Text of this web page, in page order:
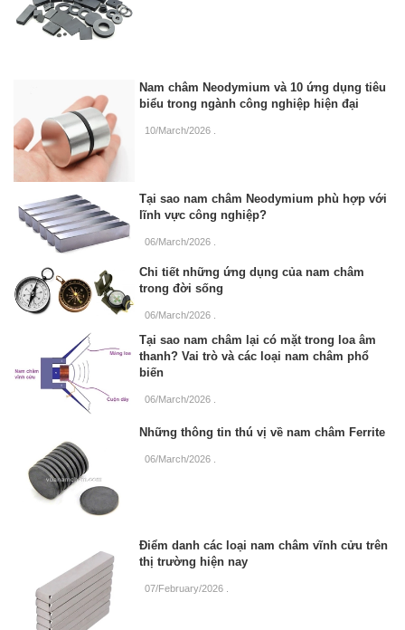
Nam châm Neodymium và 10 ứng dụng tiêu
biểu trong ngành công nghiệp hiện đại
10/March/2026
Tại sao nam châm Neodymium phù hợp với
lĩnh vực công nghiệp?
06/March/2026
Chi tiết những ứng dụng của nam châm
trong đời sống
06/March/2026
Tại sao nam châm lại có mặt trong loa âm
thanh? Vai trò và các loại nam châm phổ
biến
06/March/2026
Những thông tin thú vị về nam châm Ferrite
06/March/2026
Điểm danh các loại nam châm vĩnh cửu trên
thị trường hiện nay
07/February/2026